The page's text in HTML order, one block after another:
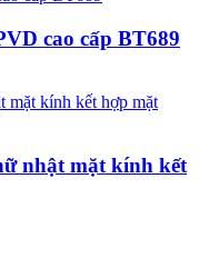
cao cấp BT689
nhật mặt kính kết